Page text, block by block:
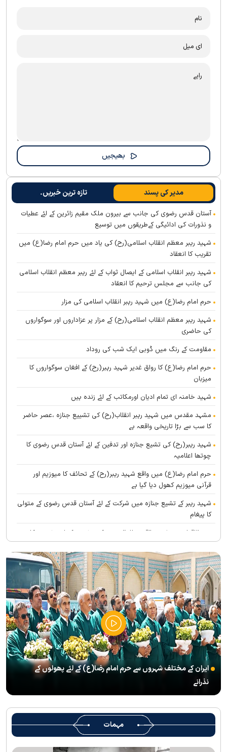
مدیر کی پسند تازہ ترین خبریں۔
آستان قدس رضوی کی جانب سے بیرون ملک مقیم زائرین کے لئے عطیات
و نذورات کی ادائیگی کےطریقوں میں توسیع
شہید رہبر معظم انقلاب اسلامی(رح) کی یاد میں حرم امام رضا(ع) میں
تقریب کا انعقاد
شہید رہبر انقلاب اسلامی کے ایصال ثواب کے لئے رہبر معظم انقلاب اسلامی
کی جانب سے مجلس ترحیم کا انعقاد
حرم امام رضا(ع) میں شہید رہبر انقلاب اسلامی کی مزار
شہید رہبر معظم انقلاب اسلامی(رح) کے مزار پر عزاداروں اور سوگواروں
کی حاضری
مقاومت کے رنگ میں ڈوبی ایک شب کی روداد
حرم امام رضا(ع) کا رواق غدیر شہید رہبر(رح) کے افغان سوگواروں کا
میزبان
شہید خامنہ ای تمام ادیان اورمکاتب کے لئے زندہ ہيں
مشہد مقدس میں شہید رہبر انقلاب(رح) کی تشییع جنازہ ،عصر حاضر
کا سب سے بڑا تاریخی واقعہ ہے
شہید رہبر(رح) کی تشیع جنازہ اور تدفین کے لئے آستان قدس رضوی کا
چوتھا اعلامیہ
حرم امام رضا(ع) میں واقع شہید رہبر(رح) کے تحائف کا میوزیم اور
قرآنی میوزیم کھول دیا گیا ہے
شہید رہبر کے تشیع جنازہ میں شرکت کے لئے آستان قدس رضوی کے متولی
کا پیغام
بین الاقوامی سطح پر ’’قومو للہ‘‘ نعرے کی تشریح کے لئے نشست کا
انعقاد
’’قائد الامۃ‘‘ کے عنوان سے لائیو ٹی وی پروگرام
رہبرشہید کے سوگواروں کے لئے کرامت رضوی فاؤنڈیشن کی جانب سے
پذیرائي کا وسیع انتظام
(( آقای شہید ایران )) نامی چار جلدوں پر مشتمل کتاب منظرعام پر
آگئی
شہید رہبر(رح) ایک قرآنی نابغہ اور قرآنی احکامات پرعمل کرنے والی
شخصیت تھے؛ استاد پناہی
رہبرشہید کے وداع کے ا یام میں حرم مطہر رضوی بند نہيں ہوگا
رہبرشہید ( رحمت اللہ علیہ ) کی یاد میں رضوی کتابخانہ اور میوزیمز
میں تعزیتی جلسوں اور خصوصی پروگراموں کا انعقاد
روضہ منورہ امام رضا(ع) کے خدام ، سوگوار زائرین کو کھانے اور رہائش
کی خدمات فراہم کرنے کے لئے تیار ہیں
جارجیا کے 130 رکنی مذہبی و ثقافتی وفد کا حرم امام رضا(ع) کے خدام
ایران کے مختلف شہروں سے حرم امام رضا(ع) کے لئے پھولوں کے
نذرانے
مہمات